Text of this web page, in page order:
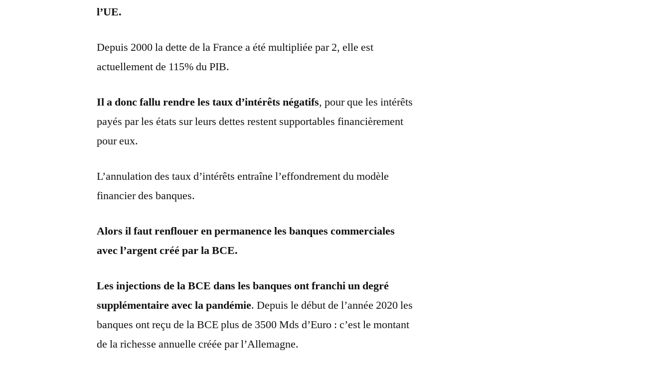
l’UE.
Depuis 2000 la dette de la France a été multipliée par 2, elle est
actuellement de 115% du PIB.
Il a donc fallu rendre les taux d’intérêts négatifs, pour que les intérêts
payés par les états sur leurs dettes restent supportables financièrement
pour eux.
L’annulation des taux d’intérêts entraîne l’effondrement du modèle
financier des banques.
Alors il faut renflouer en permanence les banques commerciales
avec l’argent créé par la BCE.
Les injections de la BCE dans les banques ont franchi un degré
supplémentaire avec la pandémie. Depuis le début de l’année 2020 les
banques ont reçu de la BCE plus de 3500 Mds d’Euro : c’est le montant
de la richesse annuelle créée par l’Allemagne.